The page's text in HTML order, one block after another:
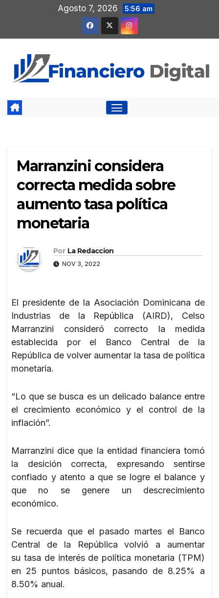
contenido
Agosto 7, 2026 5:56 am
Marranzini considera
correcta medida sobre
aumento tasa política
monetaria
Por La Redaccion
NOV 3, 2022
El presidente de la Asociación Dominicana de
Industrias de la República (AIRD), Celso
Marranzini consideró correcto la medida
establecida por el Banco Central de la
República de volver aumentar la tasa de política
monetaria.
“Lo que se busca es un delicado balance entre
el crecimiento económico y el control de la
inflación”.
Marranzini dice que la entidad financiera tomó
la desición correcta, expresando sentirse
confiado y atento a que se logre el balance y
que no se genere un descrecimiento
económico.
Se recuerda que el pasado martes el Banco
Central de la República volvió a aumentar
su tasa de interés de política monetaria (TPM)
en 25 puntos básicos, pasando de 8.25% a
8.50% anual.